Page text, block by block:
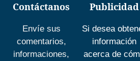
Contáctanos
Envíe sus
comentarios,
informaciones,
Publicidad
Si desea
información
acerca de